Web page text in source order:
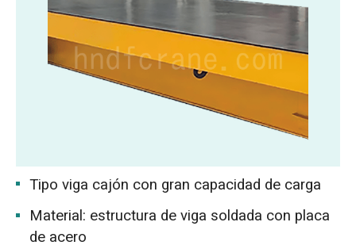
Tipo viga cajón con gran capacidad de carga
Material: estructura de viga soldada con placa
de acero